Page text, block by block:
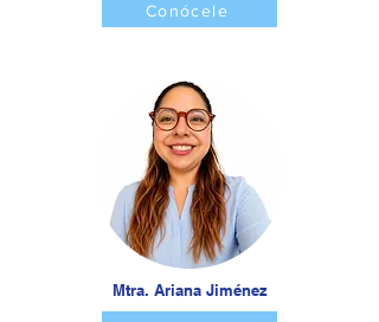
Conócele
Mtra. Ariana Jiménez